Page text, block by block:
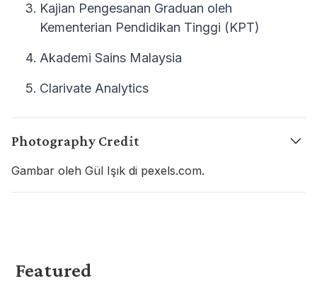
Kajian Pengesanan Graduan oleh
Kementerian Pendidikan Tinggi (KPT)
Akademi Sains Malaysia
Clarivate Analytics
Photography Credit
Gambar oleh Gül Işık di pexels.com.
Featured